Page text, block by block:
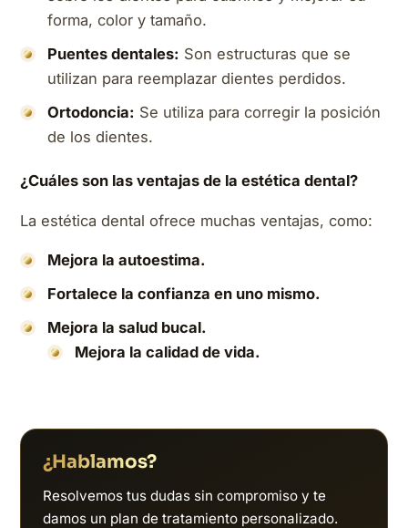
forma, color y tamaño.
Puentes dentales: Son estructuras que se
utilizan para reemplazar dientes perdidos.
Ortodoncia: Se utiliza para corregir la posición
de los dientes.
¿Cuáles son las ventajas de la estética dental?
La estética dental ofrece muchas ventajas, como:
Mejora la autoestima.
Fortalece la confianza en uno mismo.
Mejora la salud bucal.
Mejora la calidad de vida.
¿Hablamos?
Resolvemos tus dudas sin compromiso y te
damos un plan de tratamiento personalizado.